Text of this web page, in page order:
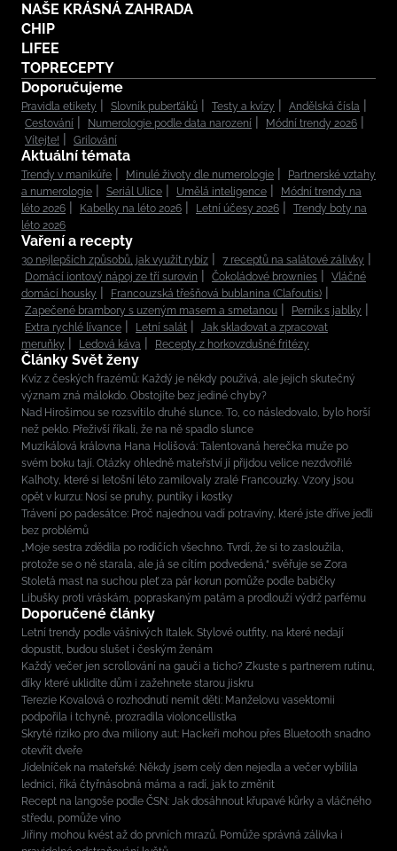
NAŠE KRÁSNÁ ZAHRADA
CHIP
LIFEE
TOPRECEPTY
Doporučujeme
Pravidla etikety Slovník puberťáků Testy a kvízy
Andělská čísla
Cestování
Numerologie podle data narození
Módní trendy 2026
Vítejte!
Grilování
Aktuální témata
Trendy v manikúře Minulé životy dle numerologie
Partnerské vztahy
a numerologie
Seriál Ulice Umělá inteligence
Módní trendy na
léto 2026
Kabelky na léto 2026 Letní účesy 2026
Trendy boty na
léto 2026
Vaření a recepty
30 nejlepších způsobů, jak využít rybíz
7 receptů na salátové zálivky
Domácí iontový nápoj ze tří surovin
Čokoládové brownies
Vláčné
domácí housky
Francouzská třešňová bublanina (Clafoutis)
Zapečené brambory s uzeným masem a smetanou
Perník s jablky
Extra rychlé lívance
Letní salát
Jak skladovat a zpracovat
meruňky
Ledová káva Recepty z horkovzdušné fritézy
Články Svět ženy
Kvíz z českých frazémů: Každý je někdy používá, ale jejich skutečný
význam zná málokdo. Obstojíte bez jediné chyby?
Nad Hirošimou se rozsvítilo druhé slunce. To, co následovalo, bylo horší
než peklo. Přeživší říkali, že na ně spadlo slunce
Muzikálová královna Hana Holišová: Talentovaná herečka muže po
svém boku tají. Otázky ohledně mateřství jí přijdou velice nezdvořilé
Kalhoty, které si letošní léto zamilovaly zralé Francouzky. Vzory jsou
opět v kurzu: Nosí se pruhy, puntíky i kostky
Trávení po padesátce: Proč najednou vadí potraviny, které jste dříve jedli
bez problémů
„Moje sestra zdědila po rodičích všechno. Tvrdí, že si to zasloužila,
protože se o ně starala, ale já se cítím podvedená,“ svěřuje se Zora
Stoletá mast na suchou pleť za pár korun pomůže podle babičky
Libušky proti vráskám, popraskaným patám a prodlouží výdrž parfému
Doporučené články
Letní trendy podle vášnivých Italek. Stylové outfity, na které nedají
dopustit, budou slušet i českým ženám
Každý večer jen scrollování na gauči a ticho? Zkuste s partnerem rutinu,
díky které uklidíte dům i zažehnete starou jiskru
Terezie Kovalová o rozhodnutí nemít děti: Manželovu vasektomii
podpořila i tchyně, prozradila violoncellistka
Skryté riziko pro dva miliony aut: Hackeři mohou přes Bluetooth snadno
otevřít dveře
Jídelníček na mateřské: Někdy jsem celý den nejedla a večer vybílila
lednici, říká čtyřnásobná máma a radí, jak to změnit
Recept na langoše podle ČSN: Jak dosáhnout křupavé kůrky a vláčného
středu, pomůže víno
Jiřiny mohou kvést až do prvních mrazů. Pomůže správná zálivka i